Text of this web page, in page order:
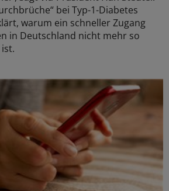
bei Typ-1-Diabetes
warum ein schneller Zugang
in Deutschland nicht mehr so